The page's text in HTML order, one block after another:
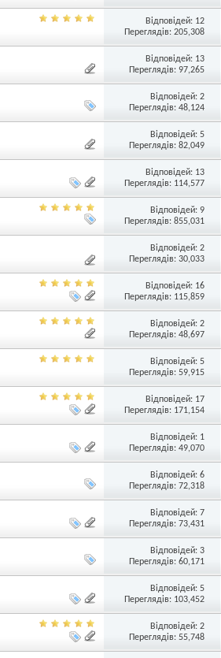
Відповідей: 12
Переглядів: 205,308
Відповідей: 13
Переглядів: 97,265
Відповідей:2
Переглядів: 48,124
Відповідей:5
Переглядів: 82,049
Відповідей: 13
Переглядів: 114,577
Відповідей:9
Переглядів: 855,031
Відповідей:2
Переглядів: 30,033
Відповідей: 16
Переглядів: 115,859
Відповідей:2
Переглядів: 48,697
Відповідей:5
Переглядів: 59,915
Відповідей: 17
Переглядів: 171,154
Відповідей: 1
Переглядів: 49,070
Відповідей:6
Переглядів: 72,318
Відповідей:7
Переглядів: 73,431
Відповідей:3
Переглядів: 60,171
Відповідей:5
Переглядів: 103,452
Відповідей:2
Переглядів: 55,748